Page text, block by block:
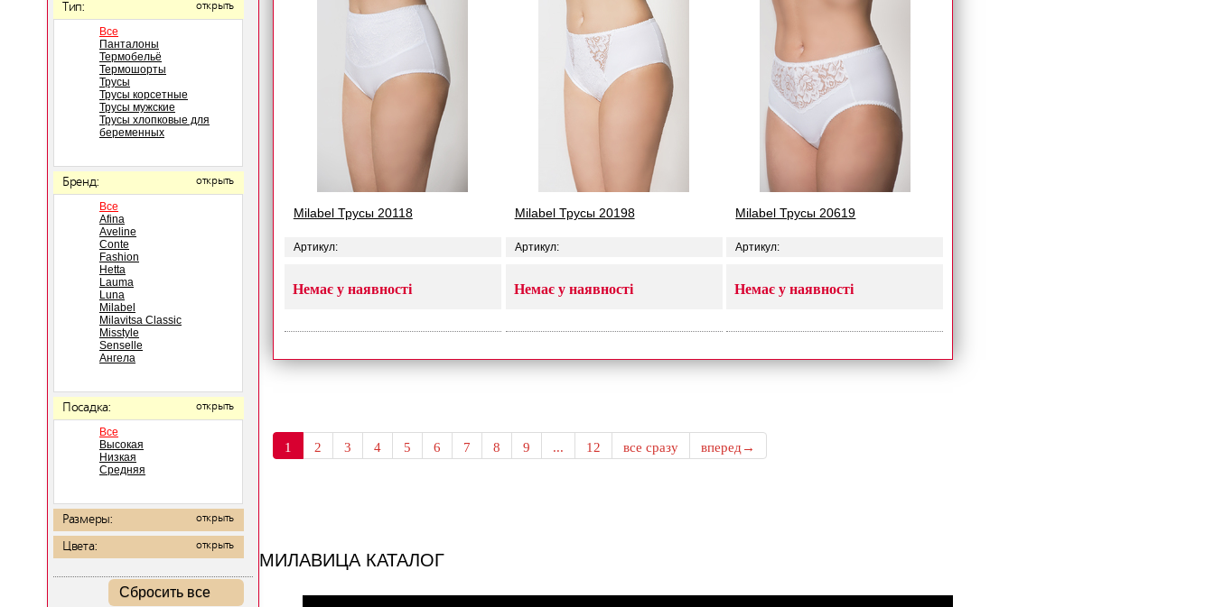
Тип: открыть
Все
Панталоны
Термобельё
Термошорты
Трусы
Трусы корсетные
Трусы мужские
Трусы хлопковые для
беременных
Бренд: открыть
Все
Afina
Aveline
Conte
Fashion
Hetta
Lauma
Luna
Milabel
Milavitsa Classic
Misstyle
Senselle
Ангела
Посадка: открыть
Все
Высокая
Низкая
Средняя
Размеры: открыть
Цвета: открыть
Сбросить все
Milabel Трусы 20118
Артикул:
Немає у наявності
Milabel Трусы 20198
Артикул:
Немає у наявності
Milabel Трусы 20619
Артикул:
Немає у наявності
1 2 3 4 5 6 7 8 9 ... 12 все сразу вперед→
МИЛАВИЦА КАТАЛОГ